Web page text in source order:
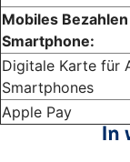
Mobiles
Smartphone:
Digitale Karte für
Smartphones
Apple Pay